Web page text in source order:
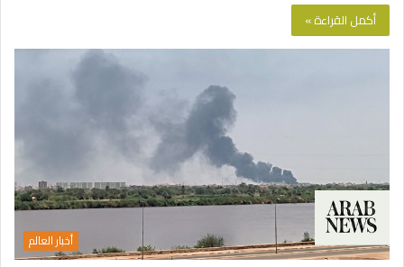
أكمل القراءة »
أخبار العالم